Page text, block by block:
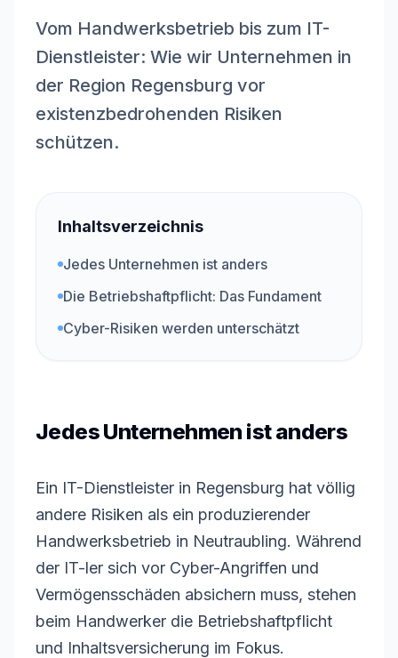
Vom Handwerksbetrieb bis zum IT-
Dienstleister: Wie wir Unternehmen in
der Region Regensburg vor
existenzbedrohenden Risiken
schützen.
Inhaltsverzeichnis
Jedes Unternehmen ist anders
Die Betriebshaftpflicht: Das Fundament
Cyber-Risiken werden unterschätzt
Jedes Unternehmen ist anders
Ein IT-Dienstleister in Regensburg hat völlig
andere Risiken als ein produzierender
Handwerksbetrieb in Neutraubling. Während
der IT-ler sich vor Cyber-Angriffen und
Vermögensschäden absichern muss, stehen
beim Handwerker die Betriebshaftpflicht
und Inhaltsversicherung im Fokus.